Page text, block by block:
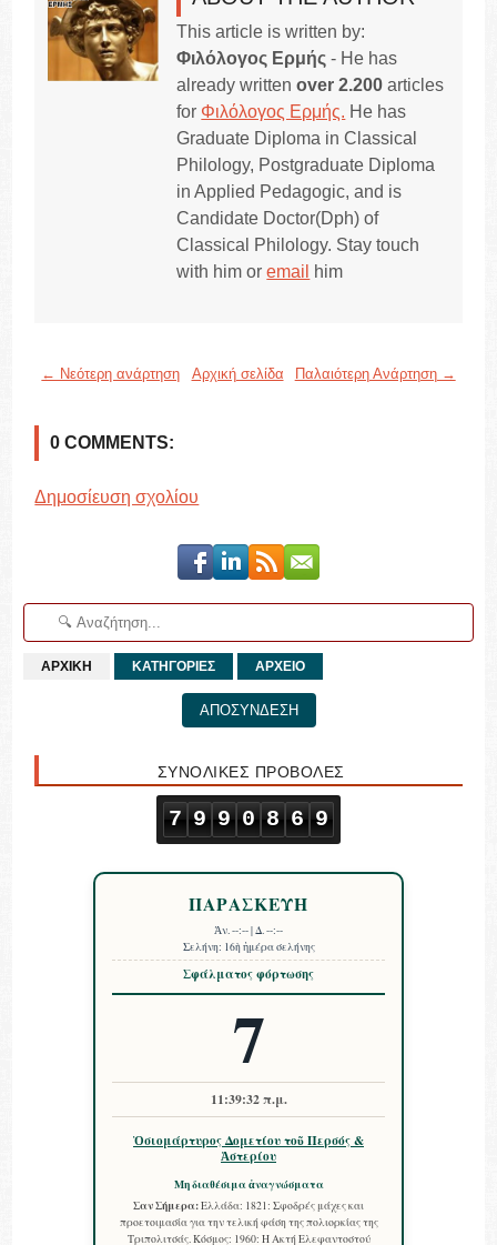
This article is written by:
Φιλόλογος Ερμής - He has
already writtenover 2.200 articles
for Φιλόλογος Ερμής. He has
Graduate Diploma in Classical
Philology, Postgraduate Diploma
in Applied Pedagogic, and is
Candidate Doctor(Dph) of
Classical Philology. Stay touch
with him oremail him
← Νεότερη ανάρτηση Παλαιότερη Ανάρτηση →
Αρχική σελίδα
0 COMMENTS:
Δημοσίευση σχολίου
ΑΡΧΙΚΗ ΚΑΤΗΓΟΡΙΕΣ ΑΡΧΕΙΟ
ΑΠΟΣΥΝΔΕΣΗ
ΣΥΝΟΛΙΚΕΣ ΠΡΟΒΟΛΕΣ
7 9 9 0 8 6 9
ΠΑΡΑΣΚΕΥΗ
Ἀν.--:--| Δ.--:--
Σελήνη: 16ὴ ἡμέρα σελήνης
Σφάλματος φόρτωσης
7
11:39:33 π.μ.
Ὁσιομάρτυρος Δομετίου τοῦ Περσός &
Ἀστερίου
Μη διαθέσιμα ἀναγνώσματα
Σαν Σήμερα:Ελλάδα: 1821: Σφοδρές μάχες και
προετοιμασία για την τελική φάση της πολιορκίας της
Τριπολιτσάς. Κόσμος: 1960: Η Ακτή Ελεφαντοστού